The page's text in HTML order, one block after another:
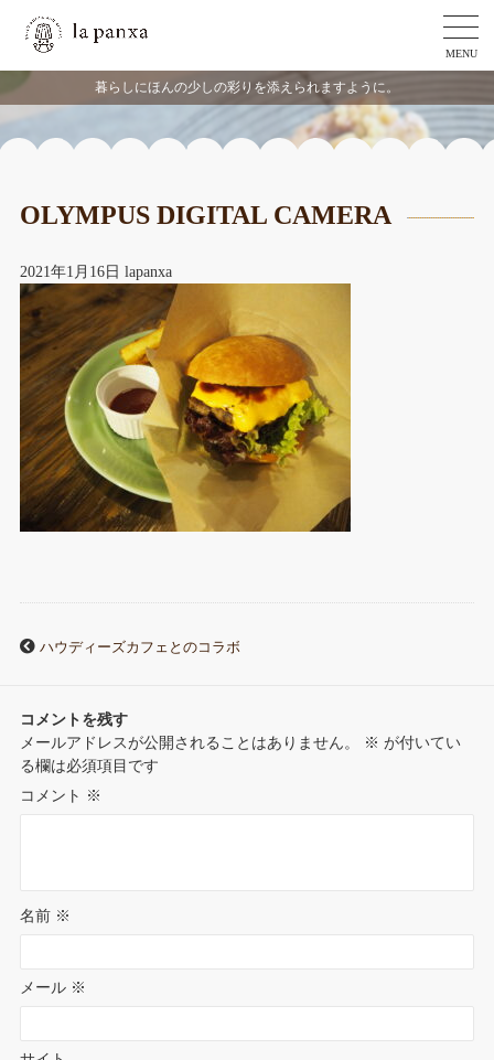
MENU
暮らしにほんの少しの彩りを添えられますように。
OLYMPUS DIGITAL CAMERA
2021年1月16日 lapanxa
ハウディーズカフェとのコラボ
コメントを残す
メールアドレスが公開されることはありません。
※ が付いてい
る欄は必須項目です
コメント ※
名前 ※
メール ※